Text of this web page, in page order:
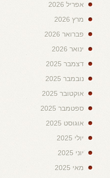
אפריל 2026
מרץ 2026
פברואר 2026
ינואר 2026
דצמבר 2025
נובמבר 2025
אוקטובר 2025
ספטמבר 2025
אוגוסט 2025
יולי 2025
יוני 2025
מאי 2025